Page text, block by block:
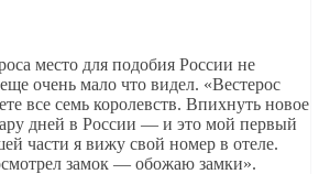
место для подобия России не
очень мало что видел. «Вестерос
все семь королевств. Впихнуть новое
дней в России — и это мой первый
части я вижу свой номер в отеле.
замок — обожаю замки».